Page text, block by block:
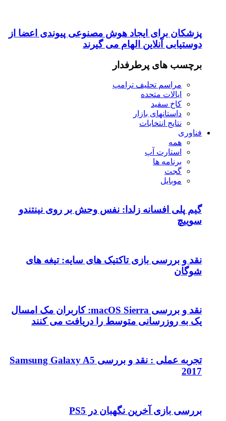
پزشکان برای ایجاد هوش مصنوعی پیوندی اعضا از
دوستیابی آنلاین الهام می گیرند
برچسب های پرطرفدار
مراسم تحلیف ترامپ
ایالات متحده
کاخ سفید
داستانهای بازار
نتایج انتخابات
فناوری
همه
استارت آپ
برنامه ها
گجت
موبایل
گیم پلی افسانه زلدا: نفس وحش بر روی نینتندو
سوییچ
نقد و بررسی بازی تاکتیک های سایه: تیغه های
شوگان
نقد و بررسی macOS Sierra: کاربران مک امسال
یک به روزرسانی متوسط را دریافت می کنند
تجربه عملی : نقد و بررسی Samsung Galaxy A5
2017
بررسی بازی آخرین نگهبان در PS5